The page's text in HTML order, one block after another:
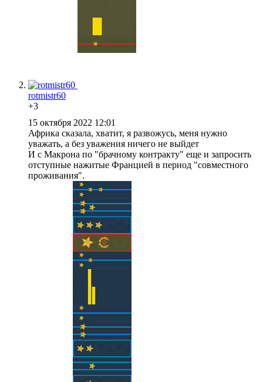
rotmistr60
+3
15 октября 2022 12:01
Африка сказала, хватит, я развожусь, меня нужно
уважать, а без уважения ничего не выйдет
И с Макрона по "брачному контракту" еще и запросить
отступные нажитые Францией в период "совместного
проживания".